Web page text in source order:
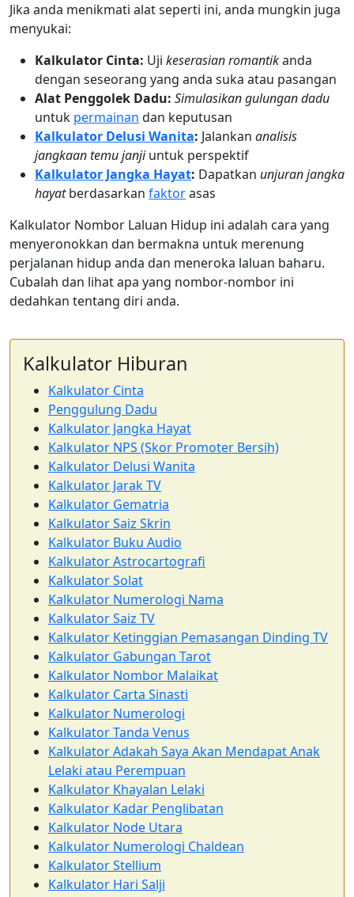
Jika anda menikmati alat seperti ini, anda mungkin juga
menyukai:
Kalkulator Cinta: Uji keserasian romantikanda
dengan seseorang yang anda suka atau pasangan
Alat Penggolek Dadu: Simulasikan gulungan dadu
untuk permainan dan keputusan
Kalkulator Delusi Wanita: Jalankan analisis
jangkaan temu janjiuntuk perspektif
Kalkulator Jangka Hayat: Dapatkan unjuran jangka
hayatberdasarkan faktorasas
Kalkulator Nombor Laluan Hidup ini adalah cara yang
menyeronokkan dan bermakna untuk merenung
perjalanan hidup anda dan meneroka laluan baharu.
Cubalah dan lihat apa yang nombor-nombor ini
dedahkan tentang diri anda.
Kalkulator Hiburan
Kalkulator Cinta
Penggulung Dadu
Kalkulator Jangka Hayat
Kalkulator NPS (Skor Promoter Bersih)
Kalkulator Delusi Wanita
Kalkulator Jarak TV
Kalkulator Gematria
Kalkulator Saiz Skrin
Kalkulator Buku Audio
Kalkulator Astrocartografi
Kalkulator Solat
Kalkulator Numerologi Nama
Kalkulator Saiz TV
Kalkulator Ketinggian Pemasangan Dinding TV
Kalkulator Gabungan Tarot
Kalkulator Nombor Malaikat
Kalkulator Carta Sinasti
Kalkulator Numerologi
Kalkulator Tanda Venus
Kalkulator Adakah Saya Akan Mendapat Anak
Lelaki atau Perempuan
Kalkulator Khayalan Lelaki
Kalkulator Kadar Penglibatan
Kalkulator Node Utara
Kalkulator Numerologi Chaldean
Kalkulator Stellium
Kalkulator Hari Salji